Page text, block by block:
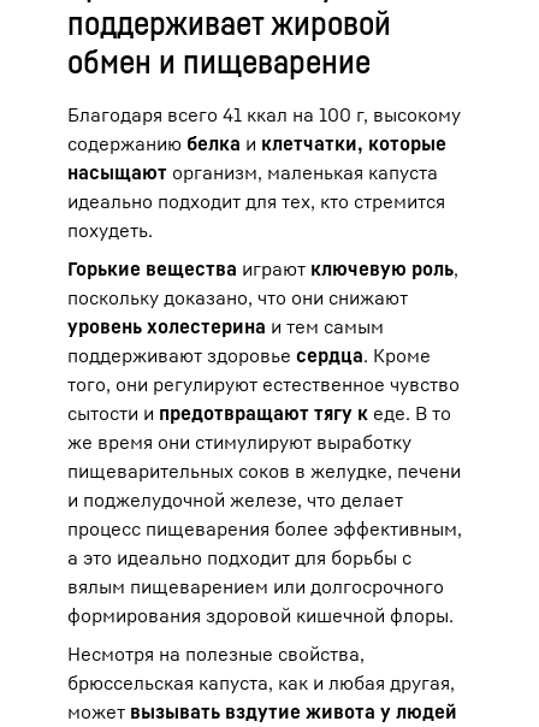
поддерживает жировой
обмен и пищеварение
Благодаря всего 41 ккал на 100 г, высокому
содержанию белка и клетчатки, которые
насыщают организм, маленькая капуста
идеально подходит для тех, кто стремится
похудеть.
Горькие вещества играют ключевую роль,
поскольку доказано, что они снижают
уровень холестерина и тем самым
поддерживают здоровье сердца. Кроме
того, они регулируют естественное чувство
сытости и предотвращают тягу к еде. В то
же время они стимулируют выработку
пищеварительных соков в желудке, печени
и поджелудочной железе, что делает
процесс пищеварения более эффективным,
а это идеально подходит для борьбы с
вялым пищеварением или долгосрочного
формирования здоровой кишечной флоры.
Несмотря на полезные свойства,
брюссельская капуста, как и любая другая,
может вызывать вздутие живота у людей